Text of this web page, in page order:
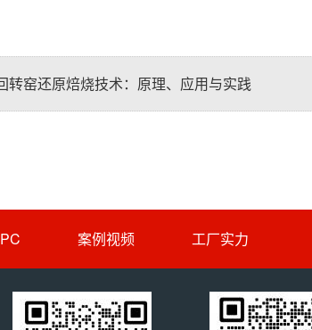
转窑还原焙烧技术：原理、应用与实践
案例视频 工厂实力